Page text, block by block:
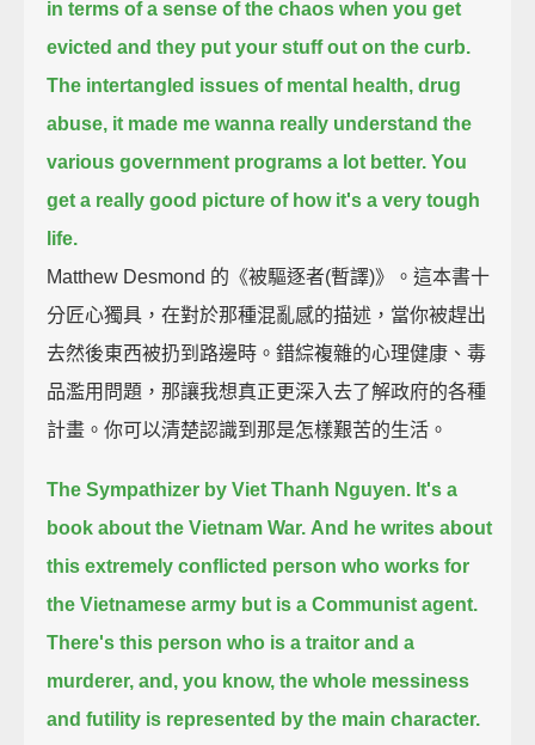
in terms of a sense of the chaos when you get
evicted and they put your stuff out on the curb.
The intertangled issues of mental health, drug
abuse, it made me wanna really understand the
various government programs a lot better. You
get a really good picture of how it's a very tough
life.
Matthew Desmond 的《被驅逐者(暫譯)》。這本書十
分匠心獨具，在對於那種混亂感的描述，當你被趕出
去然後東西被扔到路邊時。錯綜複雜的心理健康、毒
品濫用問題，那讓我想真正更深入去了解政府的各種
計畫。你可以清楚認識到那是怎樣艱苦的生活。
The Sympathizer by Viet Thanh Nguyen. It's a
book about the Vietnam War. And he writes about
this extremely conflicted person who works for
the Vietnamese army but is a Communist agent.
There's this person who is a traitor and a
murderer, and, you know, the whole messiness
and futility is represented by the main character.